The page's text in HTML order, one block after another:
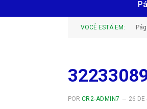
VOCÊ ESTÁ EM:
POR CR2-ADMIN7 26 DE